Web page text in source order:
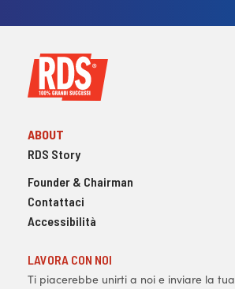
ABOUT
RDS Story
Founder & Chairman
Contattaci
Accessibilità
LAVORA CON NOI
Ti piacerebbe unirti a noi e inviare la tua